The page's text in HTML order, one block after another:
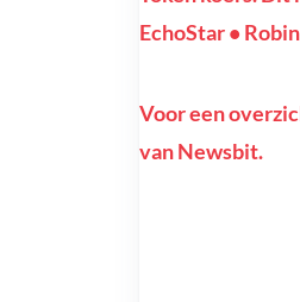
EchoStar •
Voor een
van Newsbit.